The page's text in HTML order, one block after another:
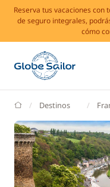
Reserva tus vacaciones
de seguro integrales,
cómo
GlobeSailor
Destinos